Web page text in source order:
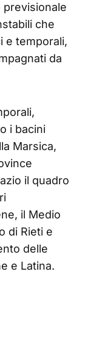
previsionale
che
e temporali,
da
i bacini
Marsica,
il quadro
il Medio
di Rieti e
delle
e Latina.